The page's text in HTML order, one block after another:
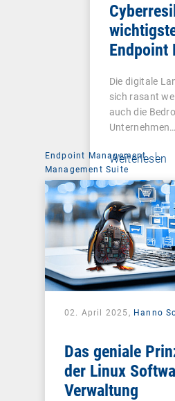
Endpoint
Die digitale
sich rasant
auch die
Unternehmen…
Weiterlesen
Endpoint Management
|
Management Suite
02. April 2025, Hanno
Das geniale
der Linux
Verwaltung